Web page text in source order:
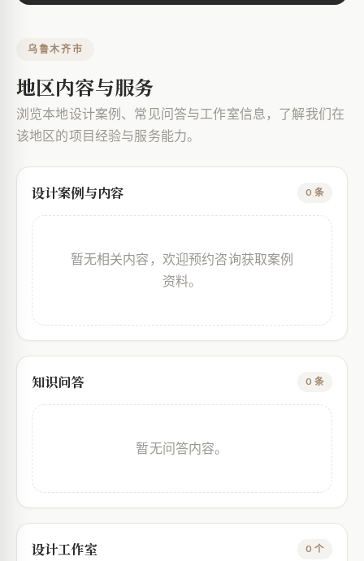
乌鲁木齐市
地区内容与服务
浏览本地设计案例、常见问答与工作室信息，了解我们在
该地区的项目经验与服务能力。
设计案例与内容 0 条
暂无相关内容，欢迎预约咨询获取案例
资料。
知识问答 0 条
暂无问答内容。
设计工作室 0 个